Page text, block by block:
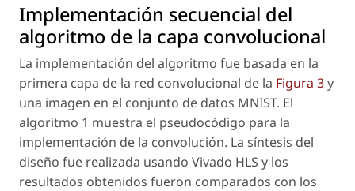
Implementación secuencial del
algoritmo de la capa convolucional
La implementación del algoritmo fue basada en la
primera capa de la red convolucional de la Figura 3y
una imagen en el conjunto de datos MNIST. El
algoritmo 1 muestra el pseudocódigo para la
implementación de la convolución. La síntesis del
diseño fue realizada usando Vivado HLS y los
resultados obtenidos fueron comparados con los